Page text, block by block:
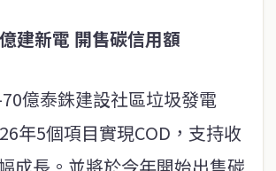
建新電 開售碳信用額
億泰銖建設社區垃圾發電
年5個項目實現COD，支持收